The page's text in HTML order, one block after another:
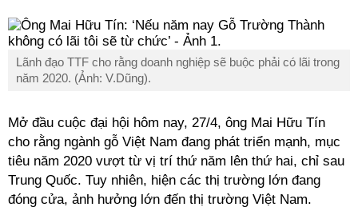
Lãnh đạo TTF cho rằng doanh nghiệp sẽ buộc phải có lãi trong
năm 2020. (Ảnh: V.Dũng).
Mở đầu cuộc đại hội hôm nay, 27/4, ông Mai Hữu Tín
cho rằng ngành gỗ Việt Nam đang phát triển mạnh, mục
tiêu năm 2020 vượt từ vị trí thứ năm lên thứ hai, chỉ sau
Trung Quốc. Tuy nhiên, hiện các thị trường lớn đang
đóng cửa, ảnh hưởng lớn đến thị trường Việt Nam.